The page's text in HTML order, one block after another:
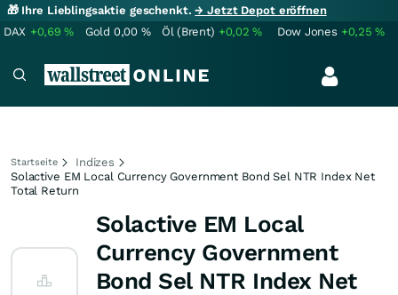
🎁 Ihre Lieblingsaktie geschenkt.→ Jetzt Depot eröffnen
DAX +0,69% Gold 0,00 % Öl (Brent) +0,02% Dow Jones +0,25%
Startseite
Indizes
Solactive EM Local Currency Government Bond Sel NTR Index Net
Total Return
Solactive EM Local
Currency Government
Bond Sel NTR Index Net